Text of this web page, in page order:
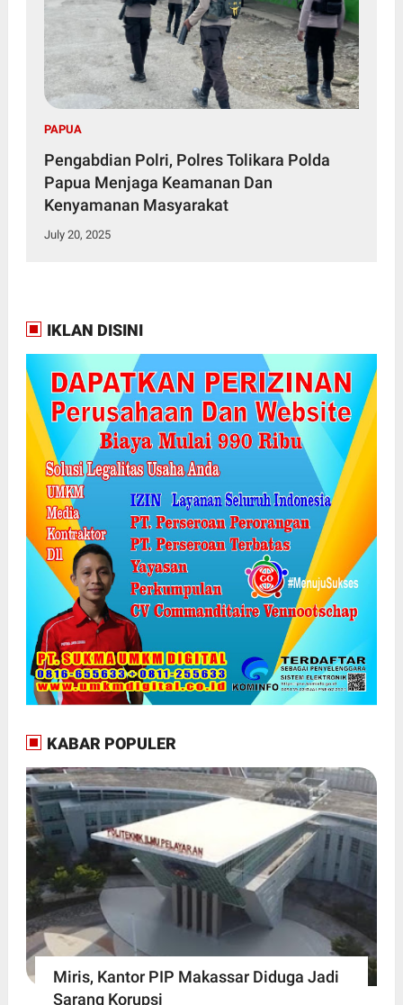
PAPUA
Pengabdian Polri, Polres Tolikara Polda
Papua Menjaga Keamanan Dan
Kenyamanan Masyarakat
July 20, 2025
IKLAN DISINI
KABAR POPULER
Miris, Kantor PIP Makassar Diduga Jadi
Sarang Korupsi